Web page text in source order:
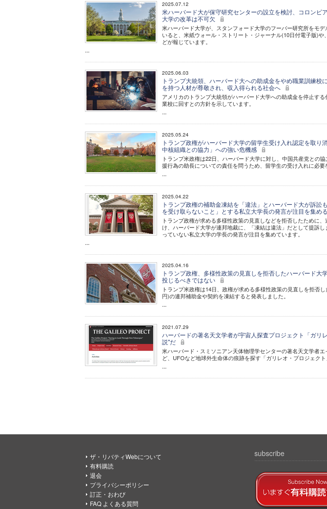
2025.07.12
米ハーバード大が保守研究センターの設立を検討、コロンビ
大学の改革は不可欠
米ハーバード大学が、スタンフォード大学のフーバー研究所をモ
いると、米紙ウォール・ストリート・ジャーナル(10日付電子版)
どが報じています。
...
2025.06.03
トランプ大統領、ハーバード大への助成金をやめ職業訓練
を持つ人材が尊敬され、収入得られる社会へ
アメリカのトランプ大統領がハーバード大学への助成金を停止す
業校に回すとの方針を示しています。
...
2025.05.24
トランプ政権がハーバード大学の留学生受け入れ認定を取
中核組織との協力」への強い危機感
トランプ米政権は22日、ハーバード大学に対し、中国共産党との
援行為の助長についての責任を問うため、留学生の受け入れに必要
...
2025.04.22
トランプ政権の補助金凍結を「違法」とハーバード大が訴
を受け取らないこと」とする私立大学長の発言が注目を集める
トランプ政権が求める多様性政策の見直しなどを拒否したために
け、ハーバード大学が連邦地裁に、「凍結は違法」だとして提訴
っていない私立大学の学長の発言が注目を集めています。
...
2025.04.16
トランプ政権、多様性政策の見直しを拒否したハーバード
投じるべきではない
トランプ米政権は14日、政権が求める多様性政策の見直しを拒否
円)の連邦補助金や契約を凍結すると発表しました。
...
2021.07.29
ハーバードの著名天文学者が宇宙人探査プロジェクト「ガリ
説"だ
米ハーバード・スミソニアン天体物理学センターの著名天文学者
ど、UFOなど地球外生命体の痕跡を探す「ガリレオ・プロジェク
...
ザ・リバティWebについて
有料購読
退会
プライバシーポリシー
訂正・おわび
FAQ よくある質問
subscribe